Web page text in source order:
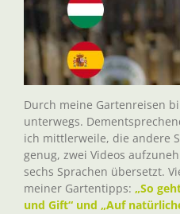
Durch meine Gartenreisen
unterwegs.
ich mittlerweile, die andere
genug, zwei Videos
sechs Sprachen übersetzt.
meiner Gartentipps: „So
und Gift“ und „Auf